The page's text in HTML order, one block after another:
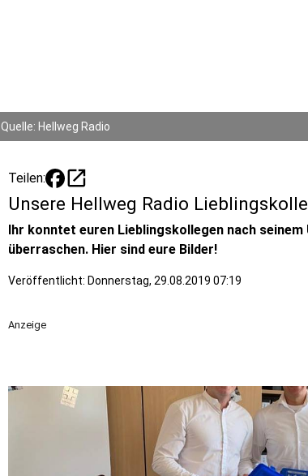
Quelle: Hellweg Radio
Teilen: open_in_new
Unsere Hellweg Radio
Ihr konntet euren Lieblingskollegen nach
überraschen. Hier sind eure Bilder!
Veröffentlicht: Donnerstag, 29.08.2019 07:19
Anzeige